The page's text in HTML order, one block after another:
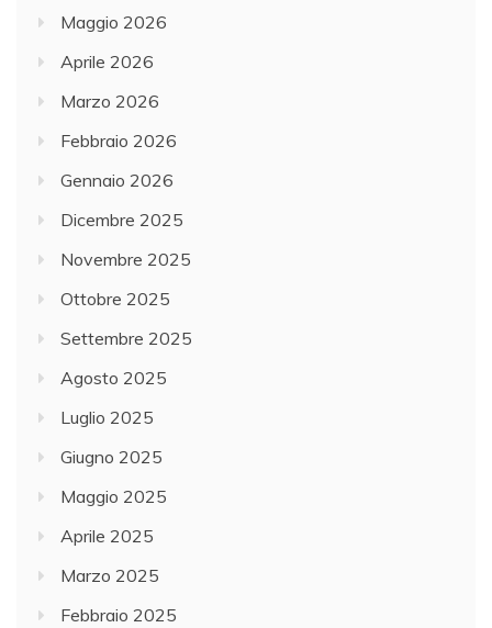
Maggio 2026
Aprile 2026
Marzo 2026
Febbraio 2026
Gennaio 2026
Dicembre 2025
Novembre 2025
Ottobre 2025
Settembre 2025
Agosto 2025
Luglio 2025
Giugno 2025
Maggio 2025
Aprile 2025
Marzo 2025
Febbraio 2025